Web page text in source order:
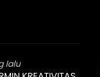
lalu